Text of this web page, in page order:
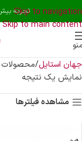
Skip to navigation
Skip to main content
تجربه بیش از 9 سال فروش اینترنتی
جهان استایل محصولات
نمایش یک نتیجه
مشاهده فیلترها